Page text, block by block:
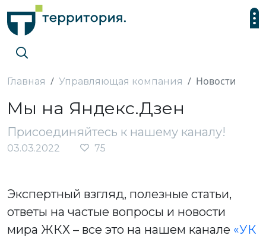
Главная Управляющая компания Новости
Мы на Яндекс.Дзен
Присоединяйтесь к нашему каналу!
03.03.2022 75
Экспертный взгляд, полезные статьи,
ответы на частые вопросы и новости
мира ЖКХ – все это на нашем канале «УК